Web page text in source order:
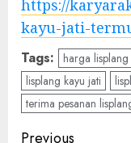
https://
kayu-jati-
Tags: harga
lisplang kayu jati
terima pesanan
Previous